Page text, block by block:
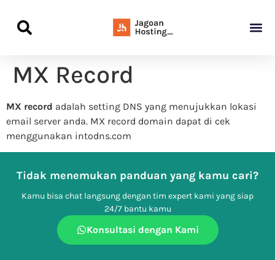
MX Record
MX record adalah setting DNS yang menujukkan lokasi
email server anda. MX record domain dapat di cek
menggunakan intodns.com
Tidak menemukan panduan yang kamu cari?
Kamu bisa chat langsung dengan tim expert kami yang siap
24/7 bantu kamu
Konsultasi dengan Kami